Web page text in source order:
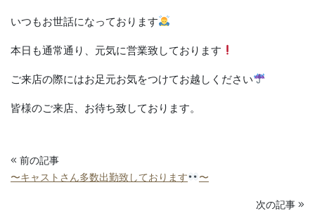
いつもお世話になっております
本日も通常通り、元気に営業致しております
ご来店の際にはお足元お気をつけてお越しください
皆様のご来店、お待ち致しております。
前の記事
〜キャストさん多数出勤致しております 〜
次の記事